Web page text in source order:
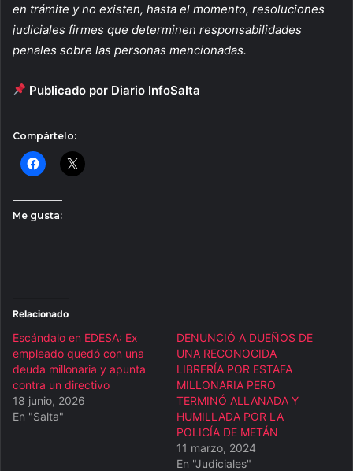
en trámite y no existen, hasta el momento, resoluciones
judiciales firmes que determinen responsabilidades
penales sobre las personas mencionadas.
Publicado por Diario InfoSalta
Compártelo:
Me gusta:
Relacionado
Escándalo en EDESA: Ex
empleado quedó con una
deuda millonaria y apunta
contra un directivo
18 junio, 2026
En "Salta"
DENUNCIÓ A DUEÑOS DE
UNA RECONOCIDA
LIBRERÍA POR ESTAFA
MILLONARIA PERO
TERMINÓ ALLANADA Y
HUMILLADA POR LA
POLICÍA DE METÁN
11 marzo, 2024
En "Judiciales"